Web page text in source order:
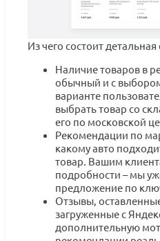
Из чего состоит
Наличие товаров в
обычный и с
варианте
выбрать товар со
его по московской
Рекомендации по
какому авто
товар. Вашим
подробности – мы
предложение по
Отзывы,
загруженные с
дополнительную